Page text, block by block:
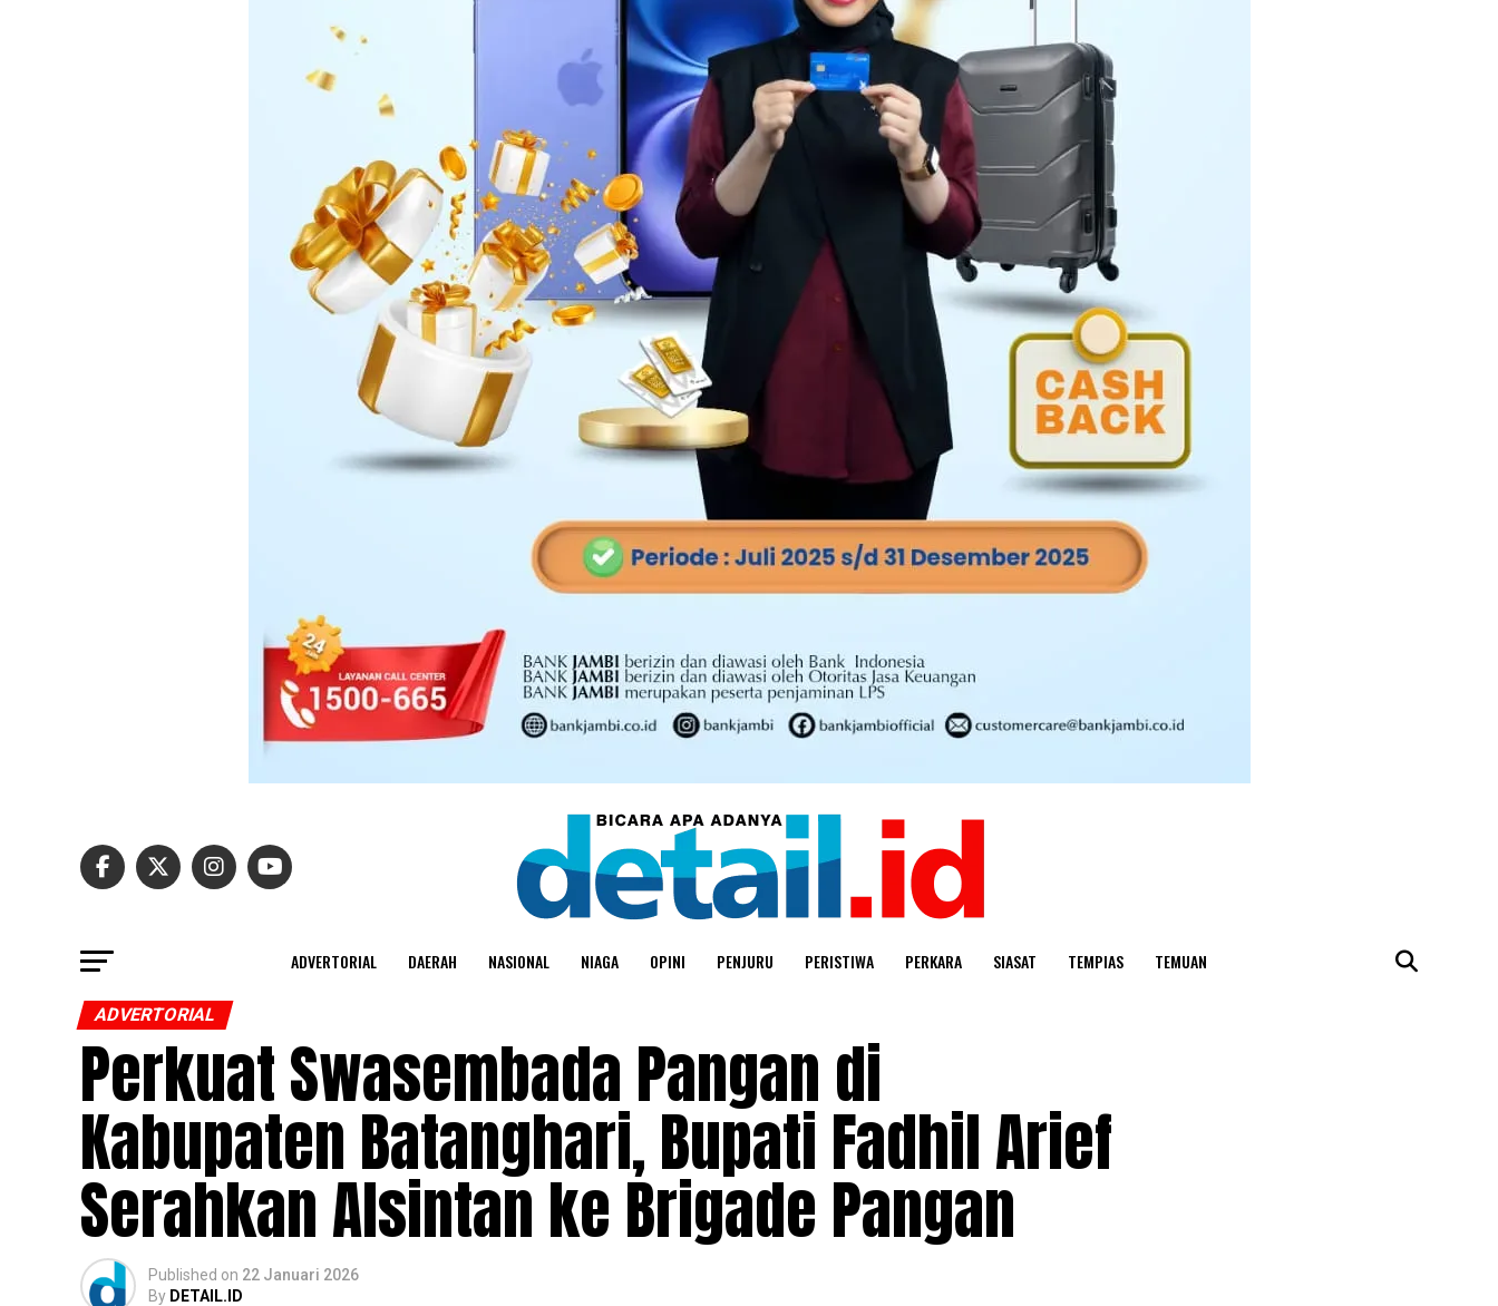
ADVERTORIAL DAERAH NASIONAL NIAGA OPINI PENJURU PERISTIWA PERKARA SIASAT TEMPIAS TEMUAN
ADVERTORIAL
Perkuat Swasembada Pangan di
Kabupaten Batanghari, Bupati Fadhil Arief
Serahkan Alsintan ke Brigade Pangan
Published on 22 Januari 2026
By DETAIL.ID